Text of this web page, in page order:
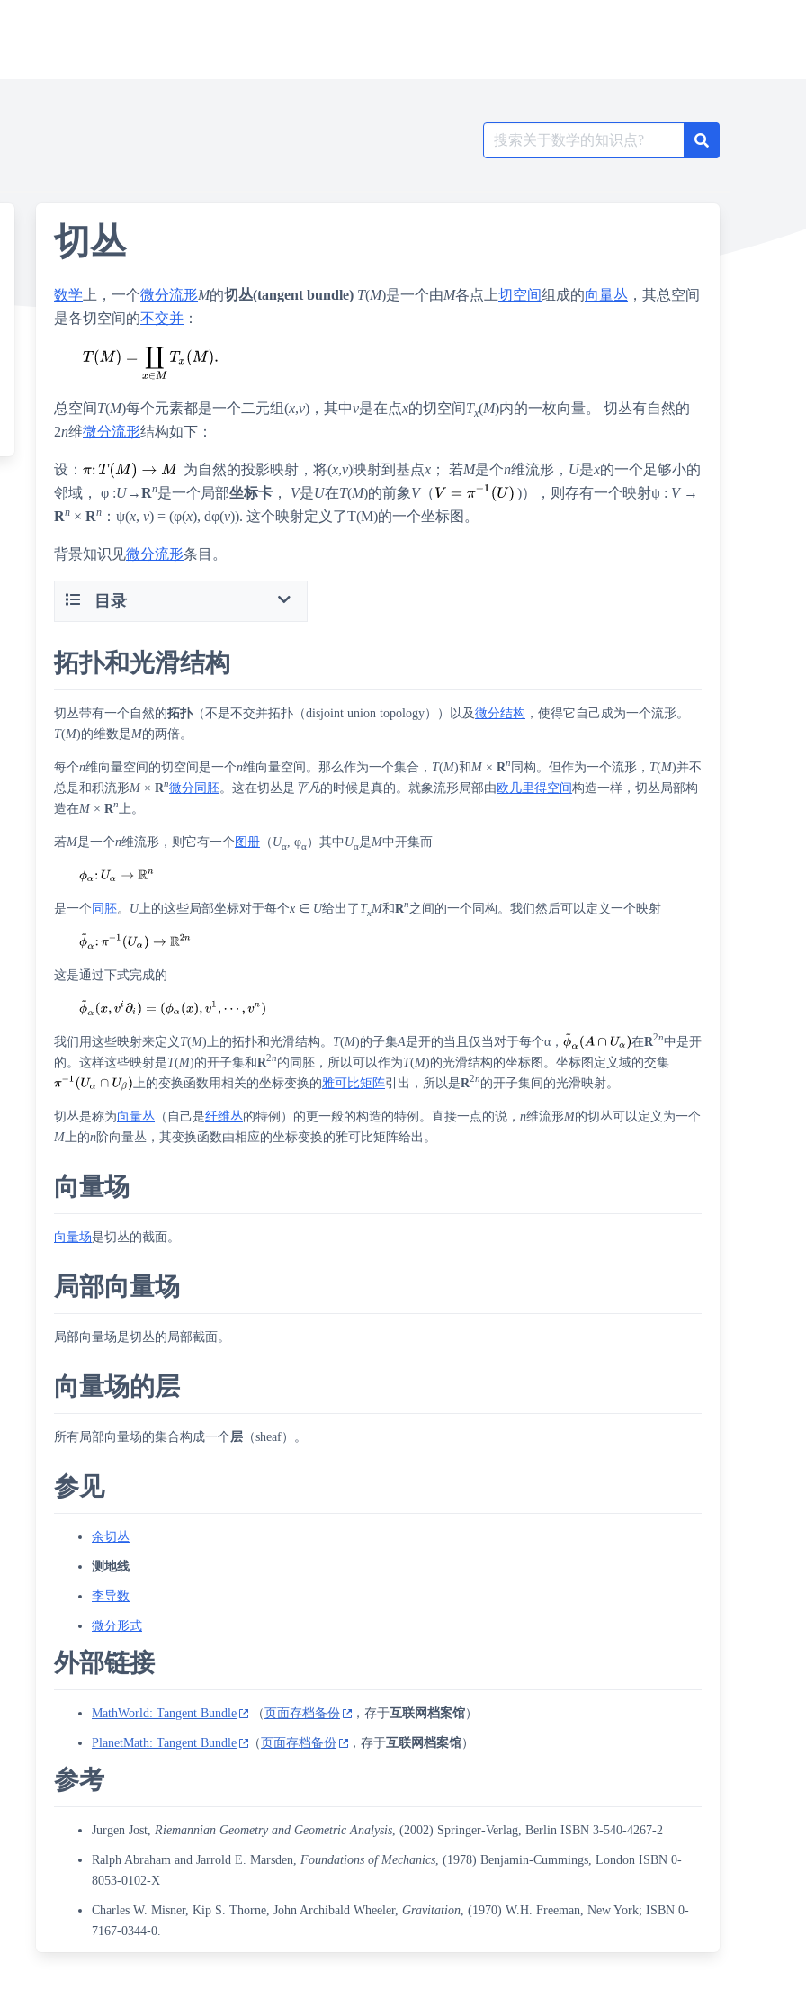
Search
for:
切丛
数学 上，一个微分流形M的切丛(tangent bundle) T(M)是一个由M各点上切空间组成的向量丛 ，其总空间
是各切空间的不交并 ：
总空间T(M)每个元素都是一个二元组(x,v)，其中v是在点x的切空间Tx(M)内的一枚向量。 切丛有自然的
2n维微分流形结构如下：
设： 为自然的投影映射，将(x,v)映射到基点x； 若M是个n维流形， U是x的一个足够小的
邻域， φ :U→Rn是一个局部坐标卡 ， V是U在T(M)的前象V（ )），则存有一个映射ψ : V→
Rn ×Rn ：ψ(x,v) = (φ(x), dφ(v)). 这个映射定义了T(M)的一个坐标图。
背景知识见微分流形条目。
目录
拓扑和光滑结构
切丛带有一个自然的拓扑（不是不交并拓扑 （disjoint union topology））以及微分结构 ，使得它自己成为一个流形。
T(M)的维数是M的两倍。
每个n维向量空间的切空间是一个n维向量空间。那么作为一个集合， T(M)和M ×Rn同构。但作为一个流形， T(M)并不
总是和积流形M ×Rn微分同胚。这在切丛是平凡的时候是真的。就象流形局部由欧几里得空间构造一样，切丛局部构
造在M ×Rn 上。
若M是一个n维流形，则它有一个 图册 （ Uα , φα）其中 Uα是M中开集而
是一个同胚。 U上的这些局部坐标对于每个x ∈ U给出了 TxM和Rn之间的一个同构。我们然后可以定义一个映射
这是通过下式完成的
我们用这些映射来定义 T(M)上的拓扑和光滑结构。 T(M)的子集A是开的当且仅当对于每个α， 在R2n中是开
的。这样这些映射是T(M)的开子集和R2n的同胚，所以可以作为T(M)的光滑结构的坐标图。坐标图定义域的交集
上的变换函数用相关的坐标变换的雅可比矩阵引出，所以是R2n的开子集间的光滑映射。
切丛是称为向量丛 （自己是纤维丛的特例）的更一般的构造的特例。直接一点的说，n维流形M的切丛可以定义为一个
M 上的n阶向量丛，其变换函数由相应的坐标变换的雅可比矩阵给出。
向量场
向量场是切丛的截面。
局部向量场
局部向量场是切丛的局部截面。
向量场的层
所有局部向量场的集合构成一个层 （sheaf）。
参见
余切丛
测地线
李导数
微分形式
外部链接
MathWorld: Tangent Bundle （页面存档备份 ，存于互联网档案馆）
PlanetMath: Tangent Bundle （页面存档备份 ，存于互联网档案馆）
参考
Jurgen Jost, Riemannian Geometry and Geometric Analysis , (2002) Springer-Verlag, Berlin ISBN 3-540-4267-2
Ralph Abraham and Jarrold E. Marsden, Foundations of Mechanics , (1978) Benjamin-Cummings, LondonISBN 0-
8053-0102-X
Charles W. Misner, Kip S. Thorne, John Archibald Wheeler,Gravitation , (1970) W.H. Freeman, New York;ISBN 0-
7167-0344-0